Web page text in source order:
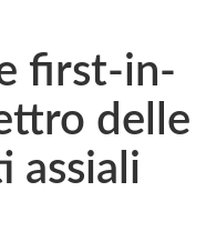
first-in-
delle
assiali